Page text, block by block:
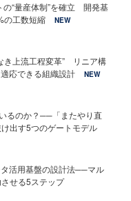
の“量産体制”を確立 開発基
の工数短縮
NEW
き上流工程変革” リニア構
応できる組織設計
NEW
るのか？──「またやり直
出す5つのゲートモデル
活用基盤の設計法──マル
せる5ステップ